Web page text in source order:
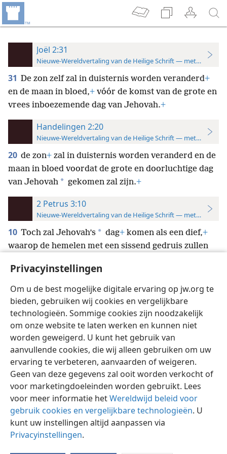
Privacyinstellingen
Om u de best mogelijke digitale ervaring op jw.org te
bieden, gebruiken wij cookies en vergelijkbare
technologieën. Sommige cookies zijn noodzakelijk
om onze website te laten werken en kunnen niet
worden geweigerd. U kunt het gebruik van
aanvullende cookies, die wij alleen gebruiken om uw
ervaring te verbeteren, aanvaarden of weigeren.
Geen van deze gegevens zal ooit worden verkocht of
voor marketingdoeleinden worden gebruikt. Lees
voor meer informatie hetWereldwijd beleid voor
gebruik cookies en vergelijkbare technologieën. U
kunt uw instellingen altijd aanpassen via
Privacyinstellingen.
Joël 2:31
Nieuwe-Wereldvertaling van de Heilige Schrift — met
31 De zon zelf zal in duisternis worden veranderd+
en de maan in bloed,+ vóór de komst van de grote en
vrees inboezemende dag van Jehovah.+
Handelingen 2:20
Nieuwe-Wereldvertaling van de Heilige Schrift — met
20 de zon+ zal in duisternis worden veranderd en de
maan in bloed voordat de grote en doorluchtige dag
van Jehovah * gekomen zal zijn.+
2 Petrus 3:10
Nieuwe-Wereldvertaling van de Heilige Schrift — met
10 Toch zal Jehovah’s * dag+ komen als een dief,+
waarop de hemelen met een sissend gedruis zullen
zullen ontbonden worden,
werken daarop zullen ontdekt worden. * +
Nederlands Instellingen
Copyright © 2026 Watch Tower Bible and Tract Society of Pennsylvania
Gebruiksvoorwaarden Privacybeleid
Privacyinstellingen
Inloggen